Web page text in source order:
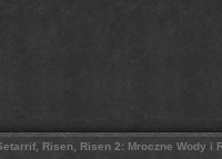
Risen, Risen 2: Mroczne Wody i